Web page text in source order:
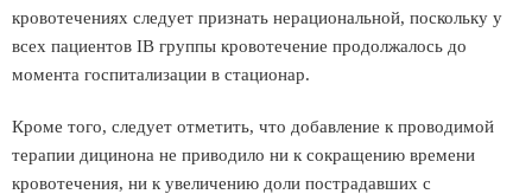
кровотечениях следует признать нерациональной, поскольку у
всех пациентов IВ группы кровотечение продолжалось до
момента госпитализации в стационар.
Кроме того, следует отметить, что добавление к проводимой
терапии дицинона не приводило ни к сокращению времени
кровотечения, ни к увеличению доли пострадавших с